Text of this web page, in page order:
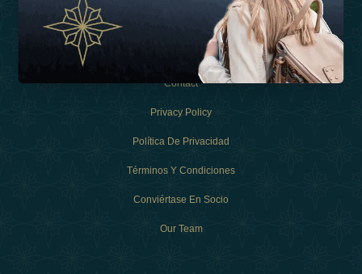
Contact
Privacy Policy
Política De Privacidad
Términos Y Condiciones
Conviértase En Socio
Our Team